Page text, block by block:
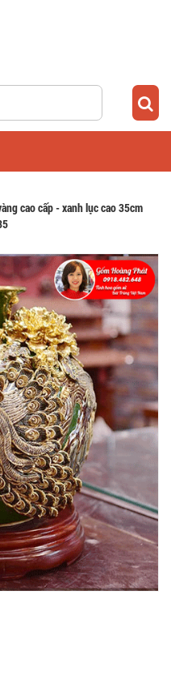
cao cấp - xanh lục cao 35cm